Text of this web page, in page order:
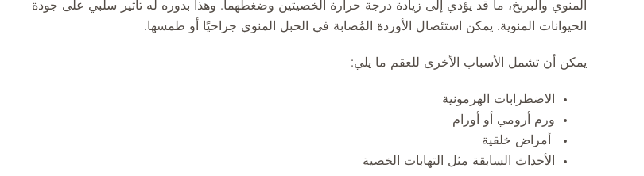
المنوي والبربخ، ما قد يؤدي إلى زيادة درجة حرارة الخصيتين وضغطهما. وهذا بدوره له تأثير سلبي على جودة
الحيوانات المنوية. يمكن استئصال الأوردة المُصابة في الحبل المنوي جراحيًا أو طمسها.
يمكن أن تشمل الأسباب الأخرى للعقم ما يلي:
الاضطرابات الهرمونية
ورم أرومي أو أورام
أمراض خلقية
الأحداث السابقة مثل التهابات الخصية